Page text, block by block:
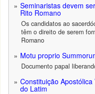
Seminaristas devem
Rito Romano
Os candidatos ao
têm o direito de serem
Romano
Motu proprio
Documento papal
Constituição
do Latim